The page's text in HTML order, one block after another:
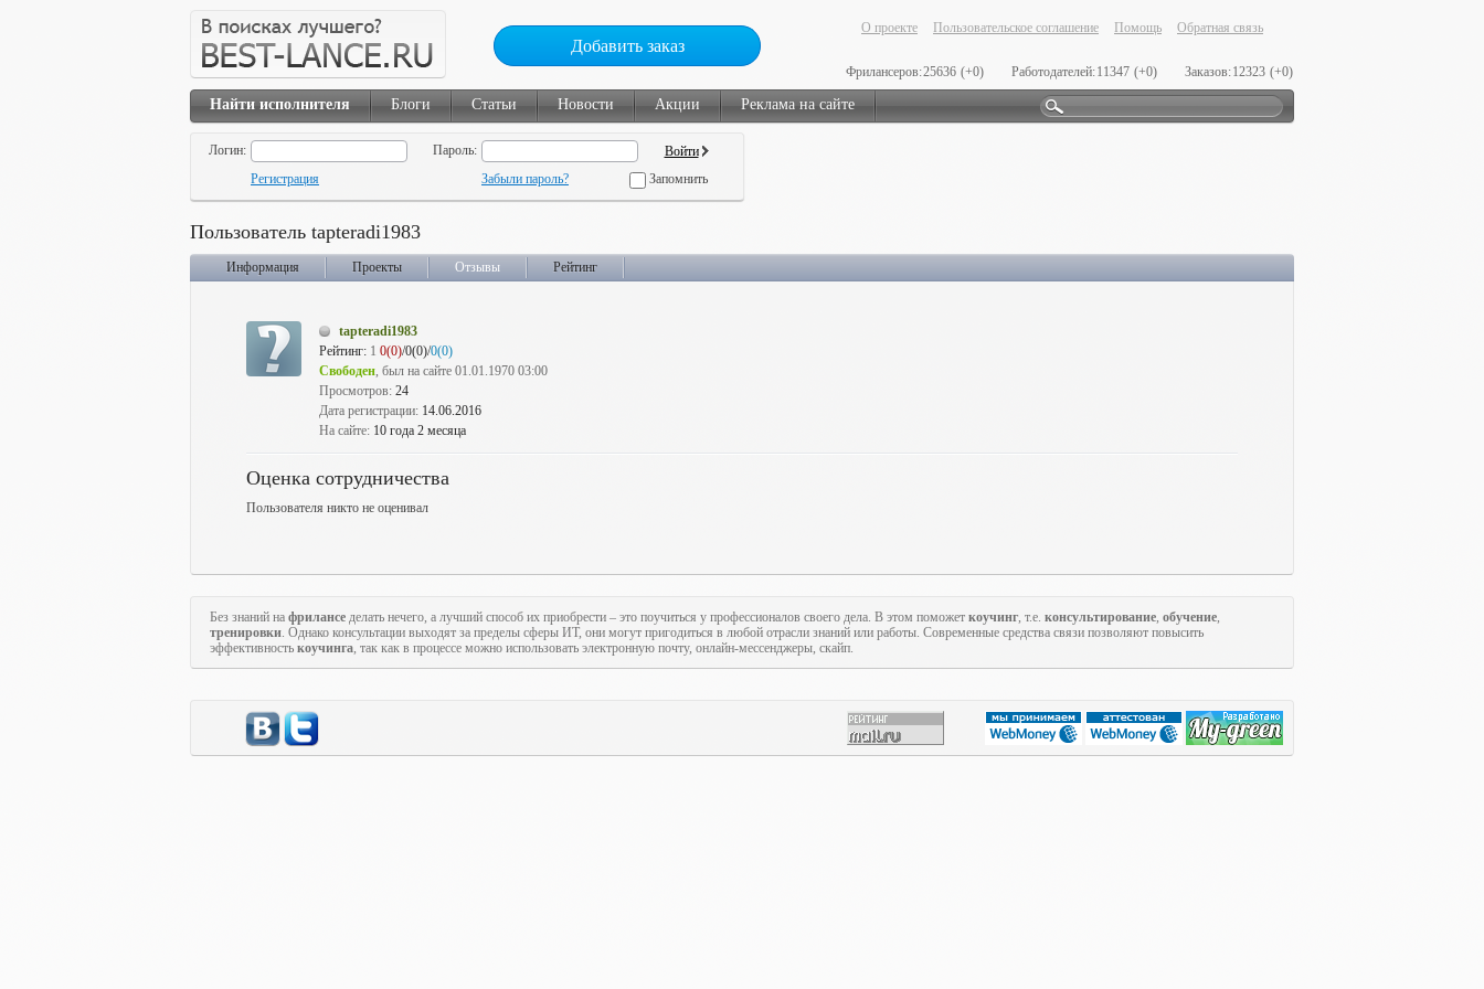
Добавить заказ
О проекте Пользовательское соглашение Помощь Обратная связь
Фрилансеров:25636 (+0) Работодателей:11347 (+0) Заказов:12323 (+0)
Найти исполнителя Блоги Статьи Новости Акции Реклама на сайте
Логин:
Пароль:
Регистрация
Забыли пароль? Запомнить
Пользователь tapteradi1983
Информация Проекты Отзывы Рейтинг
tapteradi1983
Рейтинг: 1 0(0)/0(0)/0(0)
Свободен, был на сайте 01.01.1970 03:00
Просмотров: 24
Дата регистрации: 14.06.2016
На сайте: 10 года 2 месяца
Оценка сотрудничества
Пользователя никто не оценивал
Без знаний на фрилансе делать нечего, а лучший способ их приобрести – это поучиться у профессионалов своего дела. В этом поможет коучинг, т.е. консультирование, обучение,
тренировки. Однако консультации выходят за пределы сферы ИТ, они могут пригодиться в любой отрасли знаний или работы. Современные средства связи позволяют повысить
эффективность коучинга, так как в процессе можно использовать электронную почту, онлайн-мессенджеры, скайп.